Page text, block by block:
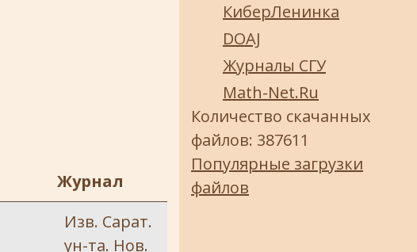
Журнал
Изв. Сарат.
ун-та. Нов.
КиберЛенинка
DOAJ
Журналы СГУ
Math-Net.Ru
Количество скачанных
файлов: 387611
Популярные загрузки
файлов